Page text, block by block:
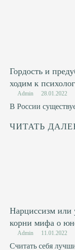
Гордость и
ходим к
Admin 28.01.2022
В России
ЧИТАТЬ
Нарциссизм или
корни мифа о
Admin 11.01.2022
Считать себя